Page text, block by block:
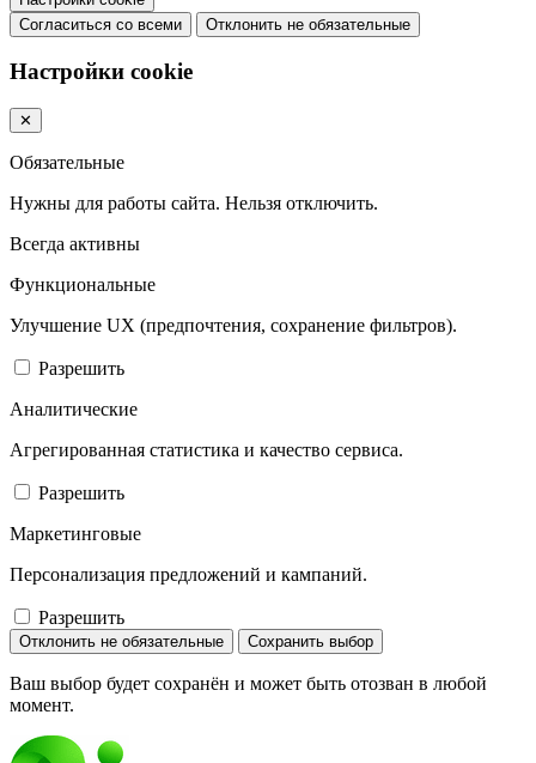
Согласиться со всеми
Отклонить не обязательные
Настройки cookie
✕
Обязательные
Нужны для работы сайта. Нельзя отключить.
Всегда активны
Функциональные
Улучшение UX (предпочтения, сохранение фильтров).
Разрешить
Аналитические
Агрегированная статистика и качество сервиса.
Разрешить
Маркетинговые
Персонализация предложений и кампаний.
Разрешить
Отклонить не обязательные Сохранить выбор
Ваш выбор будет сохранён и может быть отозван в любой
момент.